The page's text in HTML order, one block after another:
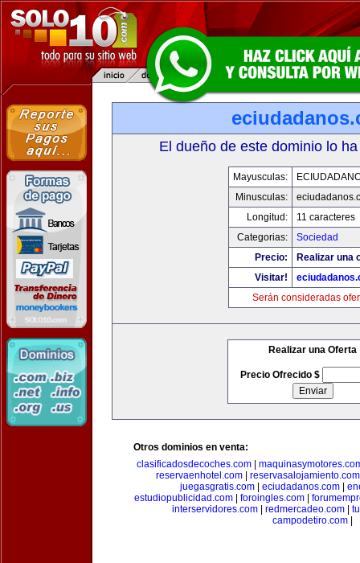
El dueño de este dominio lo
Mayusculas:
Minusculas:
Longitud:
11 caracteres
Categorias:
Sociedad
Precio:
Realizar una
Visitar!
Serán consideradas
Realizar una Oferta
Precio Ofrecido $
Otros dominios en venta:
clasificadosdecoches.com
reservaenhotel.com| reservasalojamiento.com
juegasgratis.com
eciudadanos.com
estudiopublicidad.com| foroingles.com|
interservidores.com
redmercadeo.com
campodetiro.com